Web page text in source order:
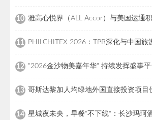
10 雅高心悦界（ALL Accor）与美国运通积分转
11 PHILCHITEX 2026：TPB深化与中国旅游业界合作 斩获
12 "2026金沙物美嘉年华" 持续发挥盛事
13 哥斯达黎加人均绿地外国直接投资项目位居
14 星城夜未央，早餐"不下线"：长沙玛珂酒店推出每日